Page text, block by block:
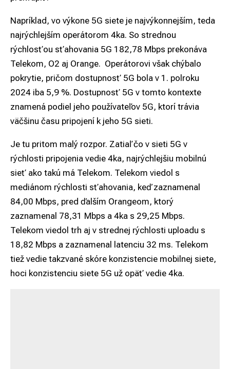
Napríklad, vo výkone 5G siete je najvýkonnejším, teda
najrýchlejším operátorom 4ka. So strednou
rýchlosťou sťahovania 5G 182,78 Mbps prekonáva
Telekom, O2 aj Orange. Operátorovi však chýbalo
pokrytie, pričom dostupnosť 5G bola v 1. polroku
2024 iba 5,9 %. Dostupnosť 5G v tomto kontexte
znamená podiel jeho používateľov 5G, ktorí trávia
väčšinu času pripojení k jeho 5G sieti.
Je tu pritom malý rozpor. Zatiaľ čo v sieti 5G v
rýchlosti pripojenia vedie 4ka, najrýchlejšiu mobilnú
sieť ako takú má Telekom. Telekom viedol s
mediánom rýchlosti sťahovania, keď zaznamenal
84,00 Mbps, pred ďalším Orangeom, ktorý
zaznamenal 78,31 Mbps a 4ka s 29,25 Mbps.
Telekom viedol trh aj v strednej rýchlosti uploadu s
18,82 Mbps a zaznamenal latenciu 32 ms. Telekom
tiež vedie takzvané skóre konzistencie mobilnej siete,
hoci konzistenciu siete 5G už opäť vedie 4ka.